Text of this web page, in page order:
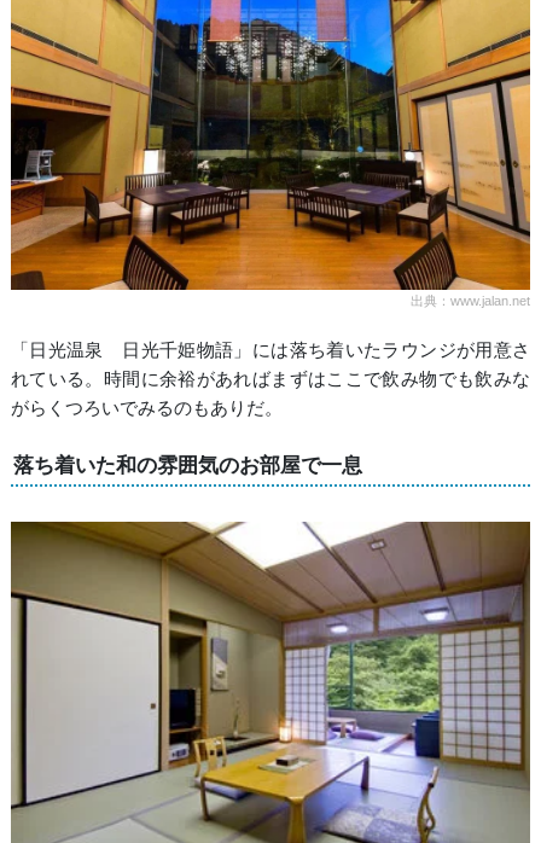
出典：www.jalan.net
「日光温泉 日光千姫物語」には落ち着いたラウンジが用意さ
れている。時間に余裕があればまずはここで飲み物でも飲みな
がらくつろいでみるのもありだ。
落ち着いた和の雰囲気のお部屋で一息